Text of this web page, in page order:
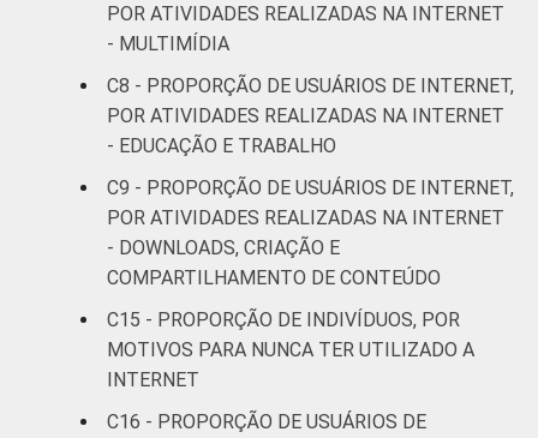
Mais de 10
Classe
social
A 98
C 73
DE 61
Condição
de
PEA 80
POR ATIVIDADES REALIZADAS NA INTERNET
- MULTIMÍDIA
C8 - PROPORÇÃO DE USUÁRIOS DE INTERNET,
POR ATIVIDADES REALIZADAS NA INTERNET
- EDUCAÇÃO E TRABALHO
C9 - PROPORÇÃO DE USUÁRIOS DE INTERNET,
POR ATIVIDADES REALIZADAS NA INTERNET
- DOWNLOADS, CRIAÇÃO E
COMPARTILHAMENTO DE CONTEÚDO
C15 - PROPORÇÃO DE INDIVÍDUOS, POR
MOTIVOS PARA NUNCA TER UTILIZADO A
INTERNET
C16 - PROPORÇÃO DE USUÁRIOS DE